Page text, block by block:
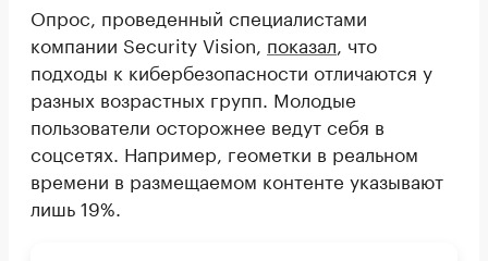
Опрос, проведенный специалистами
компании Security Vision, показал , что
подходы к кибербезопасности отличаются у
разных возрастных групп. Молодые
пользователи осторожнее ведут себя в
соцсетях. Например, геометки в реальном
времени в размещаемом контенте указывают
лишь 19%.